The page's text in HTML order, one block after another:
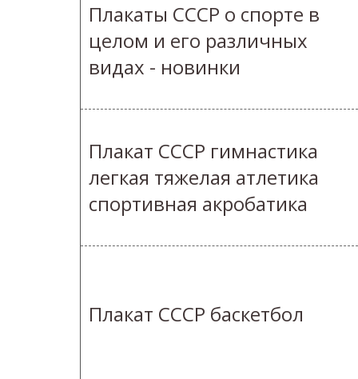
Плакаты СССР о спорте в
целом и его различных
видах - новинки
Плакат СССР гимнастика
легкая тяжелая атлетика
спортивная акробатика
Плакат СССР баскетбол